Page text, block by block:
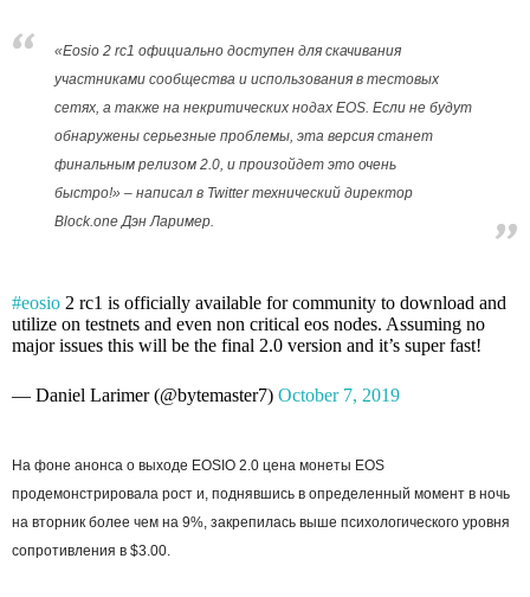
«Eosio 2 rc1 официально доступен для скачивания
участниками сообщества и использования в тестовых
сетях, а также на некритических нодах EOS. Если не будут
обнаружены серьезные проблемы, эта версия станет
финальным релизом 2.0, и произойдет это очень
быстро!» – написал в Twitter технический директор
Block.one Дэн Лаример.
#eosio 2 rc1 is officially available for community to download and
utilize on testnets and even non critical eos nodes. Assuming no
major issues this will be the final 2.0 version and it’s super fast!
— Daniel Larimer (@bytemaster7) October 7, 2019
На фоне анонса о выходе EOSIO 2.0 цена монеты EOS
продемонстрировала рост и, поднявшись в определенный момент в ночь
на вторник более чем на 9%, закрепилась выше психологического уровня
сопротивления в $3.00.